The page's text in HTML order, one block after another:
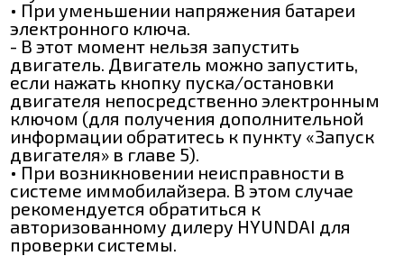
• При уменьшении напряжения батареи
электронного ключа.
- В этот момент нельзя запустить
двигатель. Двигатель можно запустить,
если нажать кнопку пуска/остановки
двигателя непосредственно электронным
ключом (для получения дополнительной
информации обратитесь к пункту «Запуск
двигателя» в главе 5).
• При возникновении неисправности в
системе иммобилайзера. В этом случае
рекомендуется обратиться к
авторизованному дилеру HYUNDAI для
проверки системы.